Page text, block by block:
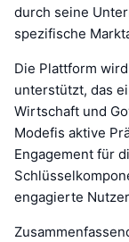
durch seine
spezifische
Die Plattform
unterstützt, das
Wirtschaft und
Modefis aktive
Engagement für
engagierte